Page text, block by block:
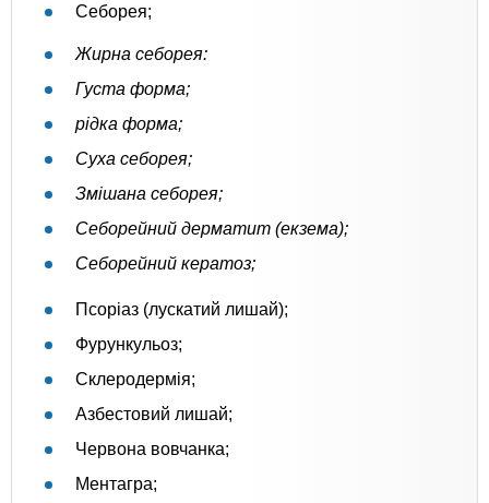
Себорея;
Жирна себорея:
Густа форма;
рідка форма;
Суха себорея;
Змішана себорея;
Себорейний дерматит (екзема);
Себорейний кератоз;
Псоріаз (лускатий лишай);
Фурункульоз;
Склеродермія;
Азбестовий лишай;
Червона вовчанка;
Ментагра;